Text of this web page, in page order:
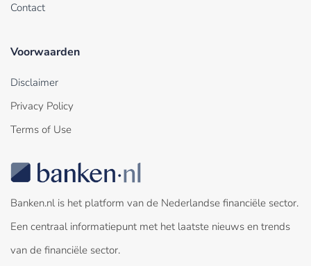
Contact
Voorwaarden
Disclaimer
Privacy Policy
Terms of Use
Banken.nl is het platform van de Nederlandse financiële sector.
Een centraal informatiepunt met het laatste nieuws en trends
van de financiële sector.